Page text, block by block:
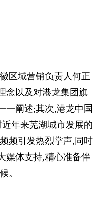
区域营销负责人何正
念以及对港龙集团旗
一阐述;其次,港龙中国
年来芜湖城市发展的
频引发热烈掌声,同时
媒体支持,精心准备伴
。